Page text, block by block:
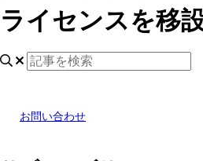
ライセンスを移
お問い合わせ